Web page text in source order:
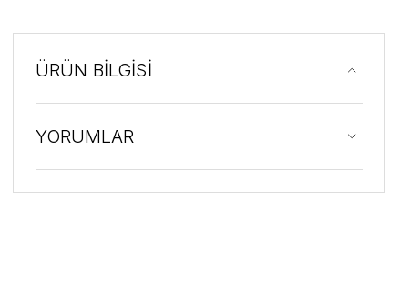
ÜRÜN BİLGİSİ
YORUMLAR